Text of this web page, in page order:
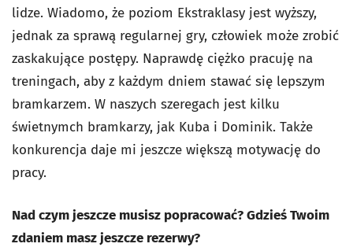
lidze. Wiadomo, że poziom Ekstraklasy jest wyższy,
jednak za sprawą regularnej gry, człowiek może zrobić
zaskakujące postępy. Naprawdę ciężko pracuję na
treningach, aby z każdym dniem stawać się lepszym
bramkarzem. W naszych szeregach jest kilku
świetnymch bramkarzy, jak Kuba i Dominik. Także
konkurencja daje mi jeszcze większą motywację do
pracy.
Nad czym jeszcze musisz popracować? Gdzieś Twoim
zdaniem masz jeszcze rezerwy?